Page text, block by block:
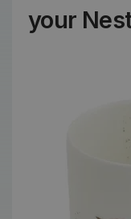
your